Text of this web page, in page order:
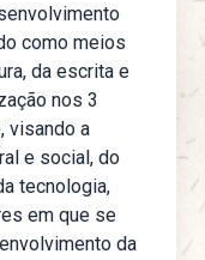
como meios
da escrita e
nos 3
visando a
e social, do
tecnologia,
em que se
da